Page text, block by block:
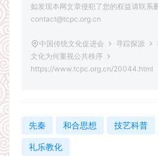
如发现本网文章侵犯了您的权益请联系
contact@tcpc.org.cn
中国传统文化促进会 寻踪探源
文化为何重视公共秩序
https://www.tcpc.org.cn/20044.html
先秦 和合思想 技艺科普
礼乐教化